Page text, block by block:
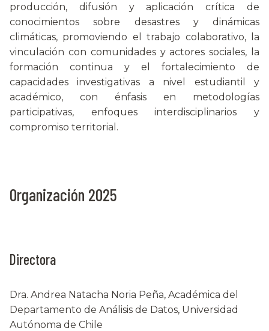
producción, difusión y aplicación crítica de
conocimientos sobre desastres y dinámicas
climáticas, promoviendo el trabajo colaborativo, la
vinculación con comunidades y actores sociales, la
formación continua y el fortalecimiento de
capacidades investigativas a nivel estudiantil y
académico, con énfasis en metodologías
participativas, enfoques interdisciplinarios y
compromiso territorial.
Organización 2025
Directora
Dra. Andrea Natacha Noria Peña, Académica del
Departamento de Análisis de Datos, Universidad
Autónoma de Chile